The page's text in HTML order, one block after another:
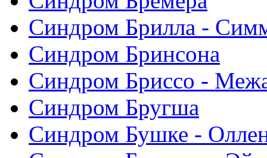
Синдром Брилла -
Синдром Бринсона
Синдром Бриссо -
Синдром Бругша
Синдром Бушке -